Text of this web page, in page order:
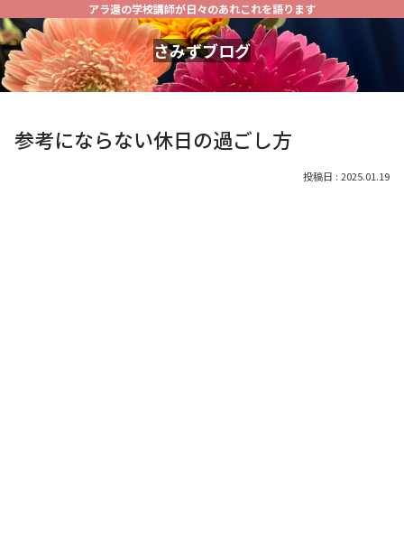
アラ還の学校講師が日々のあれこれを語ります
さみずブログ
参考にならない休日の過ごし方
2025.01.19